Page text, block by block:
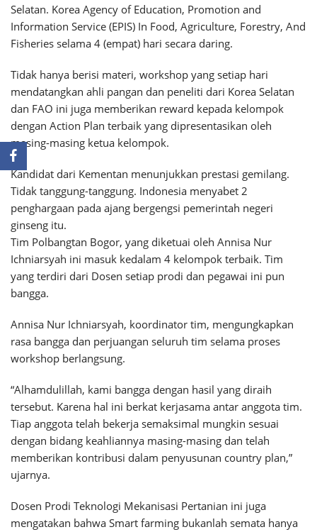
Selatan. Korea Agency of Education, Promotion and
Information Service (EPIS) In Food, Agriculture, Forestry, And
Fisheries selama 4 (empat) hari secara daring.
Tidak hanya berisi materi, workshop yang setiap hari
mendatangkan ahli pangan dan peneliti dari Korea Selatan
dan FAO ini juga memberikan reward kepada kelompok
dengan Action Plan terbaik yang dipresentasikan oleh
masing-masing ketua kelompok.
Kandidat dari Kementan menunjukkan prestasi gemilang.
Tidak tanggung-tanggung. Indonesia menyabet 2
penghargaan pada ajang bergengsi pemerintah negeri
ginseng itu.
Tim Polbangtan Bogor, yang diketuai oleh Annisa Nur
Ichniarsyah ini masuk kedalam 4 kelompok terbaik. Tim
yang terdiri dari Dosen setiap prodi dan pegawai ini pun
bangga.
Annisa Nur Ichniarsyah, koordinator tim, mengungkapkan
rasa bangga dan perjuangan seluruh tim selama proses
workshop berlangsung.
“Alhamdulillah, kami bangga dengan hasil yang diraih
tersebut. Karena hal ini berkat kerjasama antar anggota tim.
Tiap anggota telah bekerja semaksimal mungkin sesuai
dengan bidang keahliannya masing-masing dan telah
memberikan kontribusi dalam penyusunan country plan,”
ujarnya.
Dosen Prodi Teknologi Mekanisasi Pertanian ini juga
mengatakan bahwa Smart farming bukanlah semata hanya